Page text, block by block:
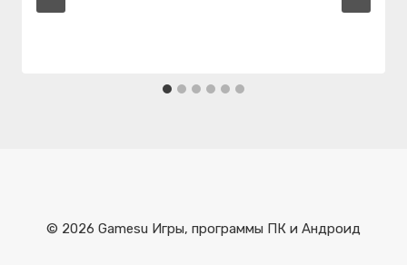
© 2026 Gamesu Игры, программы ПК и Андроид